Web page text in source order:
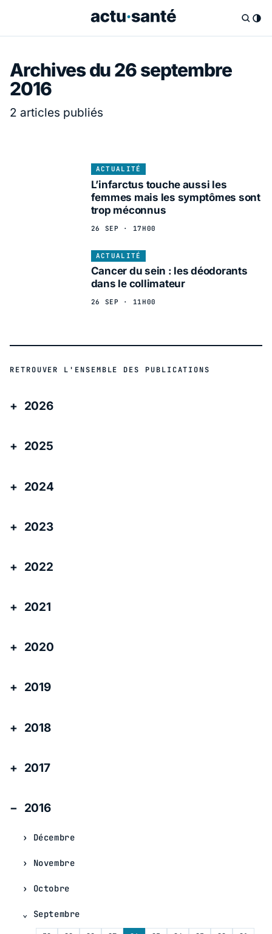
Archives du 26 septembre
2016
2 articles publiés
ACTUALITÉ
L’infarctus touche aussi les
femmes mais les symptômes sont
trop méconnus
26 SEP · 17H00
ACTUALITÉ
Cancer du sein : les déodorants
dans le collimateur
26 SEP · 11H00
RETROUVER L'ENSEMBLE DES PUBLICATIONS
2026
2025
2024
2023
2022
2021
2020
2019
2018
2017
2016
Décembre
Novembre
Octobre
Septembre